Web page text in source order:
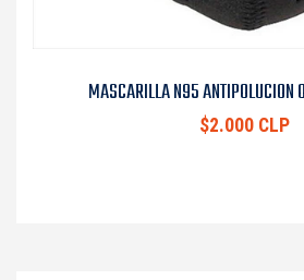
MASCARILLA N95
$2.000 CLP